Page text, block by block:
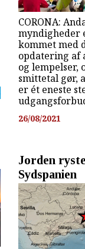
CORONA:
myndigheder
kommet med
opdatering af
og lempelser,
smittetal gør,
er ét eneste
26/08/2021
Jorden
Sydspanien